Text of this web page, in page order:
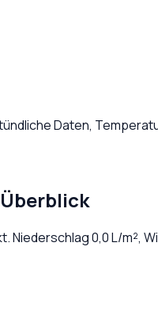
Daten,
. Niederschlag0,0L/m²,